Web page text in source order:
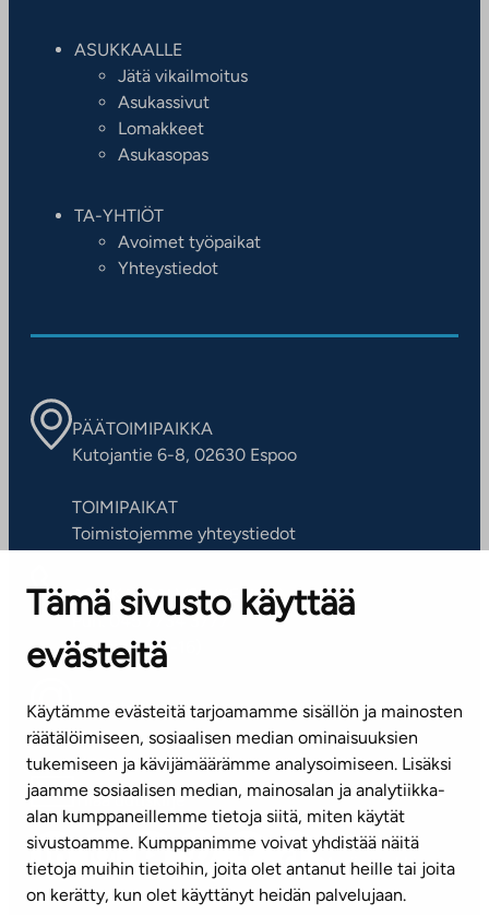
Tämä sivusto käyttää
evästeitä
Käytämme evästeitä tarjoamamme sisällön ja mainosten
räätälöimiseen, sosiaalisen median ominaisuuksien
tukemiseen ja kävijämäärämme analysoimiseen. Lisäksi
jaamme sosiaalisen median, mainosalan ja analytiikka-
alan kumppaneillemme tietoja siitä, miten käytät
sivustoamme. Kumppanimme voivat yhdistää näitä
tietoja muihin tietoihin, joita olet antanut heille tai joita
on kerätty, kun olet käyttänyt heidän palvelujaan.
ASUKKAALLE
Jätä vikailmoitus
Asukassivut
Lomakkeet
Asukasopas
TA-YHTIÖT
Avoimet työpaikat
Yhteystiedot
PÄÄTOIMIPAIKKA
Kutojantie 6-8, 02630 Espoo
TOIMIPAIKAT
Toimistojemme yhteystiedot
ASIAKASPALVELUKESKUS
Puh. 045 7734 3777
(arkisin klo 8-16)
info@ta.fi
Tilaa uutiskirje
Mediapankki